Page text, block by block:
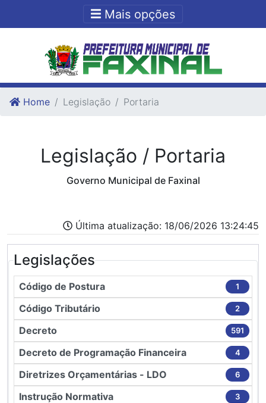
Ir para o fim do conteudo
Mais opções
Home Legislação Portaria
Legislação / Portaria
Governo Municipal de Faxinal
Última atualização: 18/06/2026 13:24:45
Legislações
Código de Postura 1
Código Tributário 2
Decreto 591
Decreto de Programação Financeira 4
Diretrizes Orçamentárias - LDO 6
Instrução Normativa 3